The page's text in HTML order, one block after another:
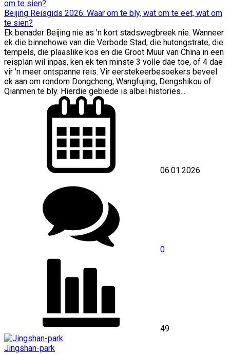
Beijing Reisgids 2026: Waar om te bly, wat om te eet, wat om
te sien?
Ek benader Beijing nie as 'n kort stadswegbreek nie. Wanneer
ek die binnehowe van die Verbode Stad, die hutongstrate, die
tempels, die plaaslike kos en die Groot Muur van China in een
reisplan wil inpas, ken ek ten minste 3 volle dae toe, of 4 dae
vir 'n meer ontspanne reis. Vir eerstekeerbesoekers beveel
ek aan om rondom Dongcheng, Wangfujing, Dengshikou of
Qianmen te bly. Hierdie gebiede is albei histories...
06.01.2026
0
49
Jingshan-park